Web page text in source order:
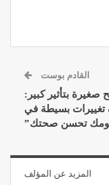
القادم بوست
صغيرة بتأثير كبير:
بسيطة في
تحسن صحتك”
المزيد عن المؤلف